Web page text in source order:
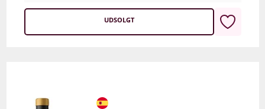
UDSOLGT